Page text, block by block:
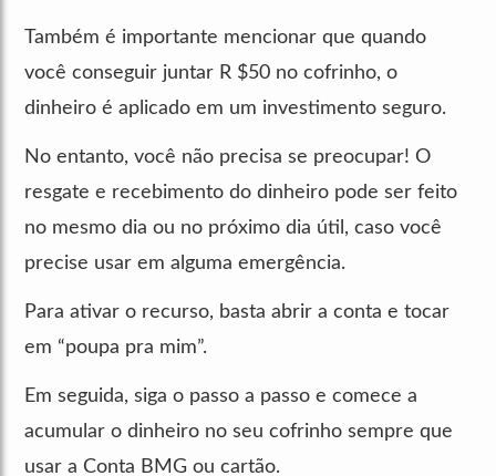
Também é importante mencionar que quando
você conseguir juntar R $50 no cofrinho, o
dinheiro é aplicado em um investimento seguro.
No entanto, você não precisa se preocupar! O
resgate e recebimento do dinheiro pode ser feito
no mesmo dia ou no próximo dia útil, caso você
precise usar em alguma emergência.
Para ativar o recurso, basta abrir a conta e tocar
em “poupa pra mim”.
Em seguida, siga o passo a passo e comece a
acumular o dinheiro no seu cofrinho sempre que
usar a Conta BMG ou cartão.